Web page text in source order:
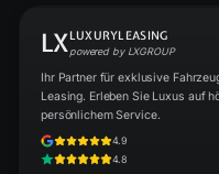
LXLUXURYLEASING
powered by LXGROUP
Ihr Partner für exklusive
Leasing. Erleben Sie Luxus auf
persönlichem Service.
4.9
4.8